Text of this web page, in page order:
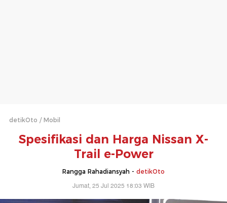
detikOto Mobil
Spesifikasi dan Harga Nissan X-
Trail e-Power
Rangga Rahadiansyah - detikOto
Jumat, 25 Jul 2025 18:03 WIB